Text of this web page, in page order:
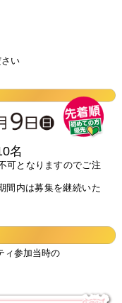
い
名
可となりますのでご注
間内は募集を継続いた
ィ参加当時の